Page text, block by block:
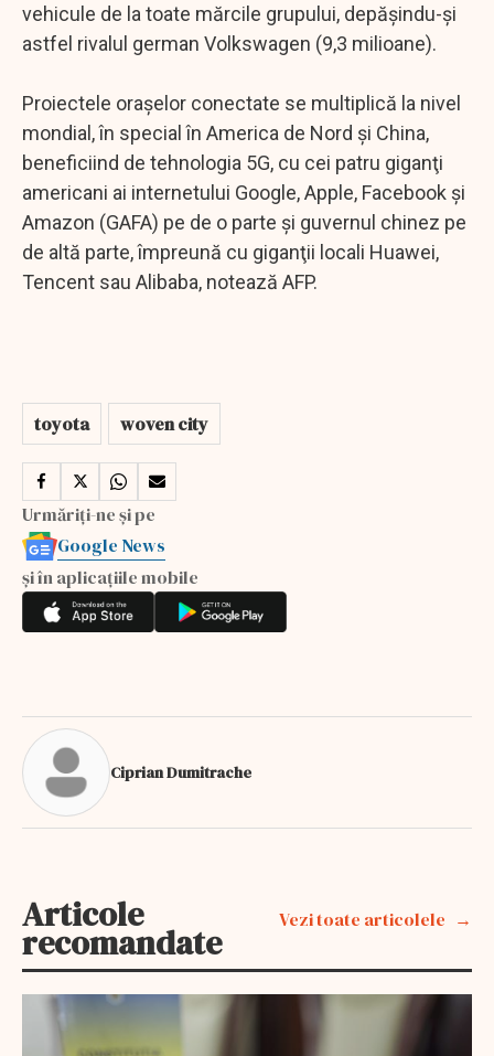
vehicule de la toate mărcile grupului, depăşindu-şi
astfel rivalul german Volkswagen (9,3 milioane).
Proiectele oraşelor conectate se multiplică la nivel
mondial, în special în America de Nord şi China,
beneficiind de tehnologia 5G, cu cei patru giganţi
americani ai internetului Google, Apple, Facebook şi
Amazon (GAFA) pe de o parte şi guvernul chinez pe
de altă parte, împreună cu giganţii locali Huawei,
Tencent sau Alibaba, notează AFP.
toyota woven city
Urmăriți-ne și pe
Google News
și în aplicațiile mobile
Ciprian Dumitrache
Articole
recomandate
Vezi toate articolele